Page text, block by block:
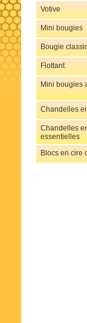
Votive
Mini bougies
Bougie
Flottant
Mini bougies
Chandelles
Chandelles
essentielles
Blocs en cire